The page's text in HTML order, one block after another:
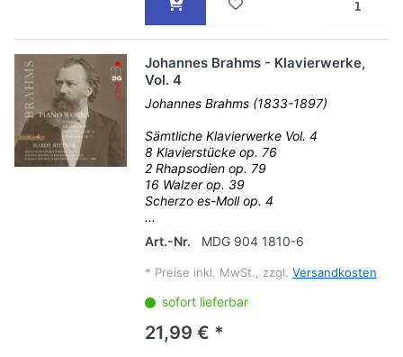
Johannes Brahms - Klavierwerke,
Vol. 4
Johannes Brahms (1833-1897)
Sämtliche Klavierwerke Vol. 4
8 Klavierstücke op. 76
2 Rhapsodien op. 79
16 Walzer op. 39
Scherzo es-Moll op. 4
...
Art.-Nr.
MDG 904 1810-6
* Preise inkl. MwSt., zzgl. Versandkosten
sofort lieferbar
21,99 € *